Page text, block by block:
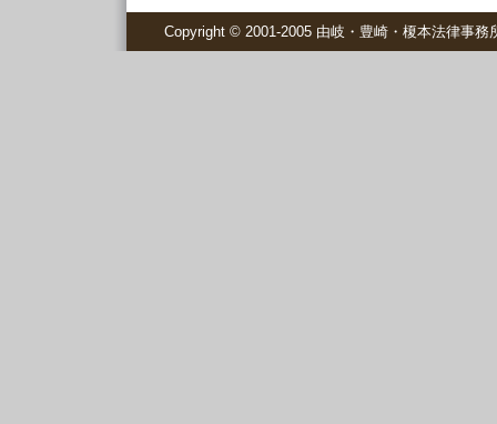
Copyright © 2001-2005 由岐・豊崎・榎本法律事